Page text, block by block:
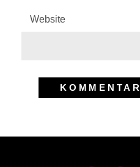
Website